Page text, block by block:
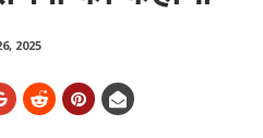
2025